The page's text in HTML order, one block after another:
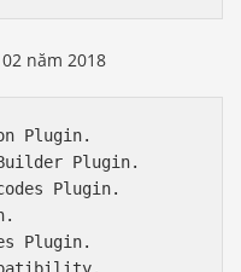
năm 2018
Plugin.
Builder Plugin.
Plugin.
Plugin.